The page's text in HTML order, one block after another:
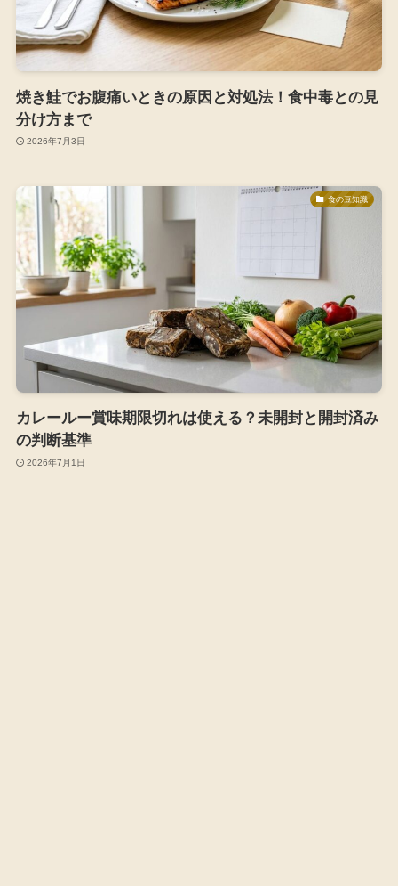
焼き鮭でお腹痛いときの原因と対処法！食中毒との見
分け方まで
2026年7月3日
食の豆知識
カレールー賞味期限切れは使える？未開封と開封済み
の判断基準
2026年7月1日